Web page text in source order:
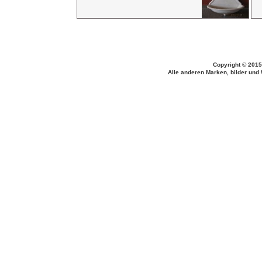
Copyright ©
Alle anderen Marken, bilder und